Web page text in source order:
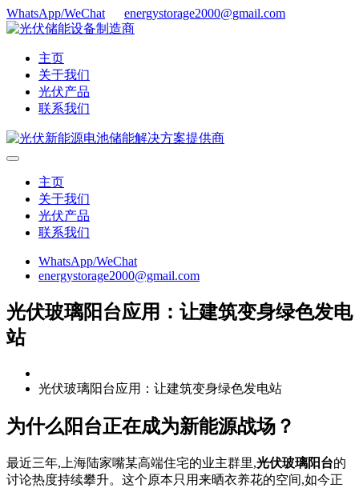
WhatsApp/WeChat energystorage2000@gmail.com
主页
关于我们
光伏产品
联系我们
主页
关于我们
光伏产品
联系我们
WhatsApp/WeChat
energystorage2000@gmail.com
光伏玻璃阳台应用：让建筑变身绿色发电
站
光伏玻璃阳台应用：让建筑变身绿色发电站
为什么阳台正在成为新能源战场？
最近三年,上海陆家嘴某高端住宅的业主群里,光伏玻璃阳台的
讨论热度持续攀升。这个原本只用来晒衣养花的空间,如今正